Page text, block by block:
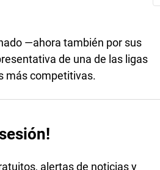
—ahora también por sus
de una de las ligas
más competitivas.
alertas de noticias y